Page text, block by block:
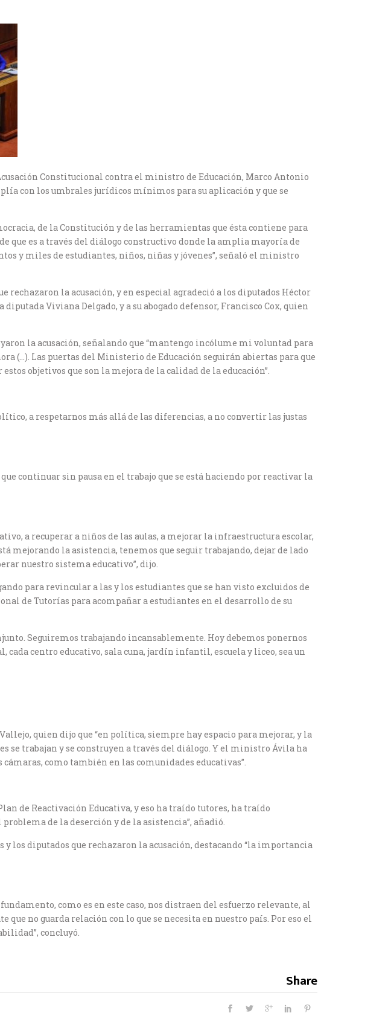
Constitucional contra el ministro de Educación, Marco Antonio
con los umbrales jurídicos mínimos para su aplicación y que se
de la Constitución y de las herramientas que ésta contiene para
que es a través del diálogo constructivo donde la amplia mayoría de
y miles de estudiantes, niños, niñas y jóvenes”, señaló el ministro
rechazaron la acusación, y en especial agradeció a los diputados Héctor
Viviana Delgado, y a su abogado defensor, Francisco Cox, quien
la acusación, señalando que “mantengo incólume mi voluntad para
(…). Las puertas del Ministerio de Educación seguirán abiertas para que
objetivos que son la mejora de la calidad de la educación”.
a respetarnos más allá de las diferencias, a no convertir las justas
continuar sin pausa en el trabajo que se está haciendo por reactivar la
a recuperar a niños de las aulas, a mejorar la infraestructura escolar,
mejorando la asistencia, tenemos que seguir trabajando, dejar de lado
nuestro sistema educativo”, dijo.
para revincular a las y los estudiantes que se han visto excluidos de
de Tutorías para acompañar a estudiantes en el desarrollo de su
Seguiremos trabajando incansablemente. Hoy debemos ponernos
centro educativo, sala cuna, jardín infantil, escuela y liceo, sea un
quien dijo que “en política, siempre hay espacio para mejorar, y la
trabajan y se construyen a través del diálogo. Y el ministro Ávila ha
como también en las comunidades educativas”.
de Reactivación Educativa, y eso ha traído tutores, ha traído
de la deserción y de la asistencia”, añadió.
los diputados que rechazaron la acusación, destacando “la importancia
como es en este caso, nos distraen del esfuerzo relevante, al
no guarda relación con lo que se necesita en nuestro país. Por eso el
concluyó.
Share